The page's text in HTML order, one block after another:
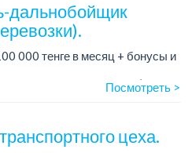
дальнобойщик
000 тенге в месяц + бонусы и
Е, опыт работы от 3 лет (опыт
Посмотреть >
цеха.